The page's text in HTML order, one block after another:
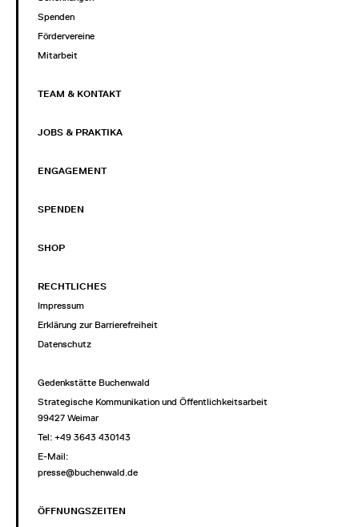
Spenden
Fördervereine
Mitarbeit
TEAM & KONTAKT
JOBS & PRAKTIKA
ENGAGEMENT
SPENDEN
SHOP
RECHTLICHES
Impressum
Erklärung zur Barrierefreiheit
Datenschutz
Gedenkstätte Buchenwald
Strategische Kommunikation und Öffentlichkeitsarbeit
99427 Weimar
Tel: +49 3643 430143
E-Mail:
presse@buchenwald.de
ÖFFNUNGSZEITEN